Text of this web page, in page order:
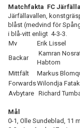
Matchfakta FC
Järfällavallen,
blåst (medvind för
i blå-vitt enligt 4-3-3.
Mv
Erik Lissel
Backar
Kamran
Habtom
Mittfält
Markus
ForwardsWilondja
Avbytare Richard
Mål
0-1, Olle Sundeblad, 11